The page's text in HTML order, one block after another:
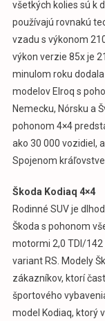
všetkých kolies sú k
používajú rovnakú
vzadu s výkonom
výkon verzie 85x je
minulom roku
modelov Elroq s
Nemecku, Nórsku a
pohonom 4×4
ako 30 000 vozidiel,
Spojenom kráľovstve.
Škoda Kodiaq 4×4
Rodinné SUV je
Škoda s pohonom
motormi 2,0 TDI/142
variant RS. Modely
zákazníkov, ktorí
športového
model Kodiaq, ktorý